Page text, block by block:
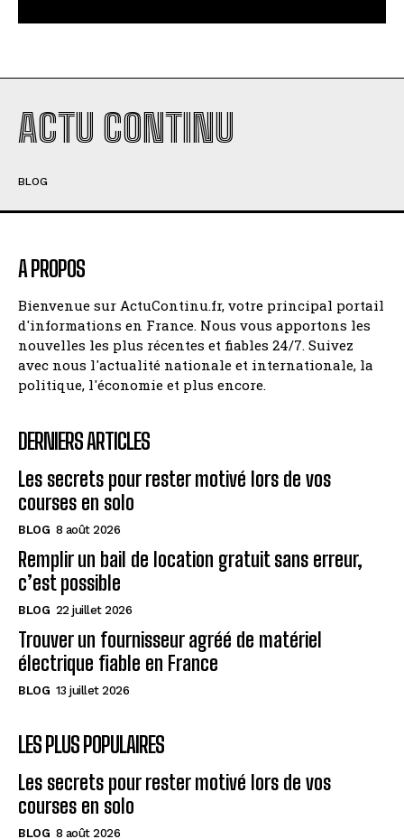
ACTU CONTINU
BLOG
A PROPOS
Bienvenue sur ActuContinu.fr, votre principal portail
d'informations en France. Nous vous apportons les
nouvelles les plus récentes et fiables 24/7. Suivez
avec nous l'actualité nationale et internationale, la
politique, l'économie et plus encore.
DERNIERS ARTICLES
Les secrets pour rester motivé lors de vos
courses en solo
BLOG 8 août 2026
Remplir un bail de location gratuit sans erreur,
c’est possible
BLOG 22 juillet 2026
Trouver un fournisseur agréé de matériel
électrique fiable en France
BLOG 13 juillet 2026
LES PLUS POPULAIRES
Les secrets pour rester motivé lors de vos
courses en solo
BLOG 8 août 2026